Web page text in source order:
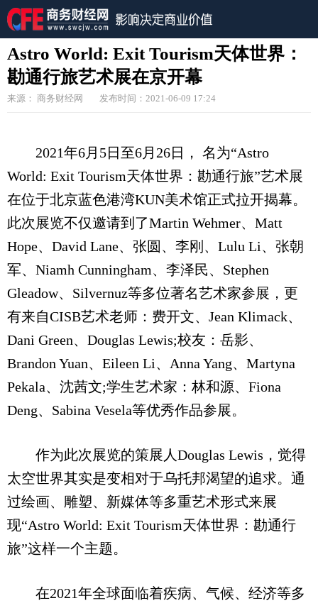
Astro World: Exit Tourism天体世界：
勘通行旅艺术展在京开幕
来源： 商务财经网 发布时间：2021-06-09 17:24
2021年6月5日至6月26日， 名为“Astro
World: Exit Tourism天体世界：勘通行旅”艺术展
在位于北京蓝色港湾KUN美术馆正式拉开揭幕。
此次展览不仅邀请到了Martin Wehmer、Matt
Hope、David Lane、张圆、李刚、Lulu Li、张朝
军、Niamh Cunningham、李泽民、Stephen
Gleadow、Silvernuz等多位著名艺术家参展，更
有来自CISB艺术老师：费开文、Jean Klimack、
Dani Green、Douglas Lewis;校友：岳影、
Brandon Yuan、Eileen Li、Anna Yang、Martyna
Pekala、沈茜文;学生艺术家：林和源、Fiona
Deng、Sabina Vesela等优秀作品参展。
作为此次展览的策展人Douglas Lewis，觉得
太空世界其实是变相对于乌托邦渴望的追求。通
过绘画、雕塑、新媒体等多重艺术形式来展
现“Astro World: Exit Tourism天体世界：勘通行
旅”这样一个主题。
在2021年全球面临着疾病、气候、经济等多